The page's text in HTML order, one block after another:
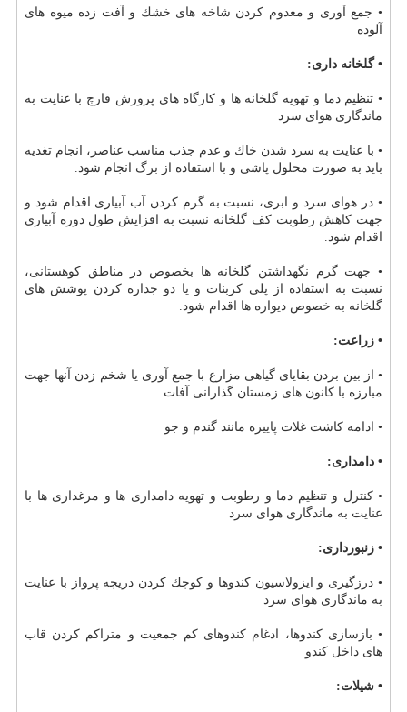
• جمع آوری و معدوم كردن شاخه های خشك و آفت زده میوه های
آلوده
• گلخانه داری:
• تنظیم دما و تهویه گلخانه ها و كارگاه های پرورش قارچ با عنایت به
ماندگاری هوای سرد
• با عنایت به سرد شدن خاك و عدم جذب مناسب عناصر، انجام تغدیه
باید به صورت محلول پاشی و با استفاده از برگ انجام شود.
• در هوای سرد و ابری، نسبت به گرم كردن آب آبیاری اقدام شود و
جهت كاهش رطوبت كف گلخانه نسبت به افزایش طول دوره آبیاری
اقدام شود.
• جهت گرم نگهداشتن گلخانه ها بخصوص در مناطق كوهستانی،
نسبت به استفاده از پلی كربنات و یا دو جداره كردن پوشش های
گلخانه به خصوص دیواره ها اقدام شود.
• زراعت:
• از بین بردن بقایای گیاهی مزارع با جمع آوری یا شخم زدن آنها جهت
مبارزه با كانون های زمستان گذارانی آفات
• ادامه كاشت غلات پاییزه مانند گندم و جو
• دامداری:
• كنترل و تنظیم دما و رطوبت و تهویه دامداری ها و مرغداری ها با
عنایت به ماندگاری هوای سرد
• زنبورداری:
• درزگیری و ایزولاسیون كندوها و كوچك كردن دریچه پرواز با عنایت
به ماندگاری هوای سرد
• بازسازی كندوها، ادغام كندوهای كم جمعیت و متراكم كردن قاب
های داخل كندو
• شیلات: